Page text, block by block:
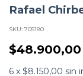
Rafael
SKU: 705180
$48.900,00
6 x $8.150,00 sin